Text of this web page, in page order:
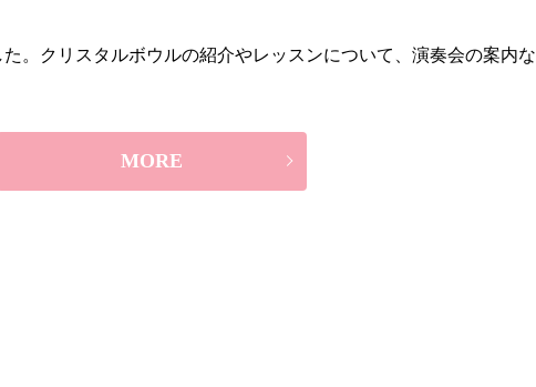
。クリスタルボウルの紹介やレッスンについて、演奏会の案内な
MORE